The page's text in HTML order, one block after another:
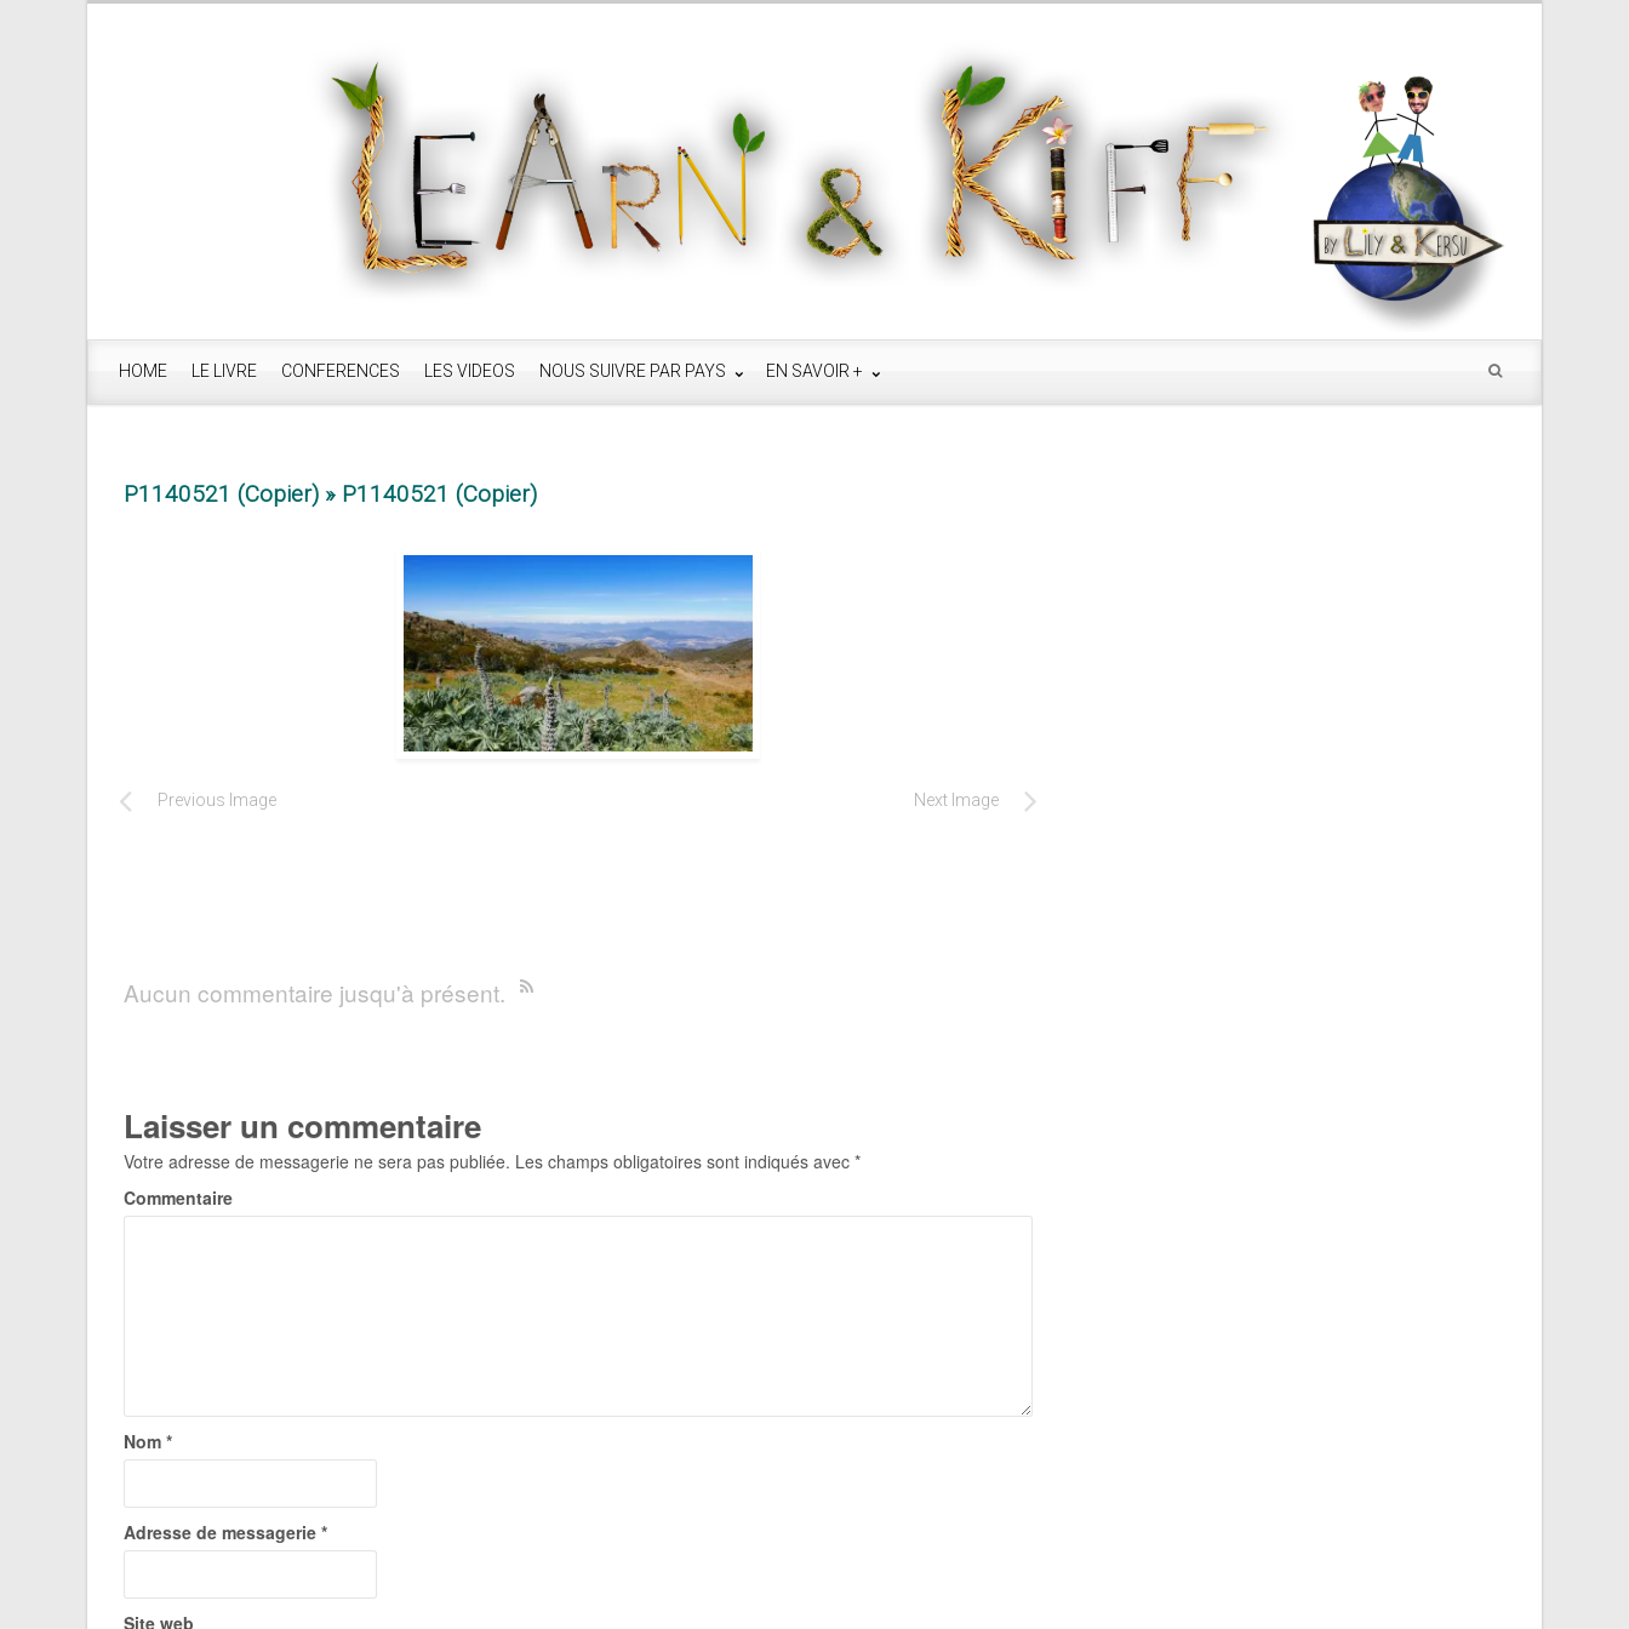
HOME LE LIVRE CONFERENCES LES VIDEOS NOUS SUIVRE PAR PAYS EN SAVOIR +
P1140521 (Copier) » P1140521 (Copier)
Previous Image Next Image
Aucun commentaire jusqu'à présent.
Laisser un commentaire
Votre adresse de messagerie ne sera pas publiée. Les champs obligatoires sont indiqués avec *
Commentaire
Nom *
Adresse de messagerie *
Site web